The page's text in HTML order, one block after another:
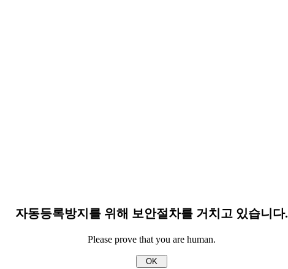
자동등록방지를 위해 보안절차를 거치고 있습니다.
Please prove that you are human.